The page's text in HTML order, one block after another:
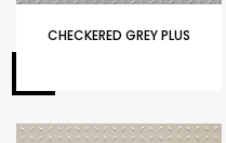
CHECKERED GREY PLUS